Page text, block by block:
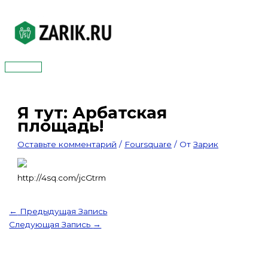
содержимому
Главное
Я тут: Арбатская
площадь!
Оставьте комментарий / Foursquare / ОтЗарик
http://4sq.com/jcGtrm
← Предыдущая Запись
Следующая Запись →